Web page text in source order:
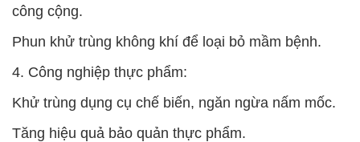
công cộng.
Phun khử trùng không khí để loại bỏ mầm bệnh.
4. Công nghiệp thực phẩm:
Khử trùng dụng cụ chế biến, ngăn ngừa nấm mốc.
Tăng hiệu quả bảo quản thực phẩm.